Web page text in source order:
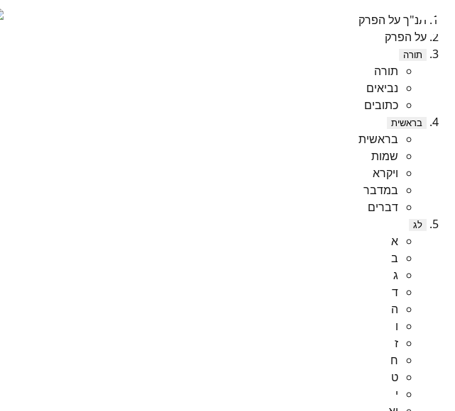
תנ"ך על הפרק
על הפרק
תורה
תורה
נביאים
כתובים
בראשית
בראשית
שמות
ויקרא
במדבר
דברים
לג
א
ב
ג
ד
ה
ו
ז
ח
ט
י